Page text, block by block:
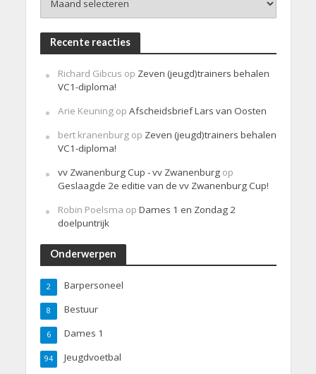
Recente reacties
Richard Gibcus op Zeven (jeugd)trainers behalen
VC1-diploma!
Arie Keuningop Afscheidsbrief Lars van Oosten
bert kranenburgop Zeven (jeugd)trainers behalen
VC1-diploma!
vv Zwanenburg Cup - vv Zwanenburgop
Geslaagde 2e editie van de vv Zwanenburg Cup!
Robin Poelsma op Dames 1 en Zondag 2
doelpuntrijk
Onderwerpen
Barpersoneel
2
Bestuur
8
Dames 1
6
Jeugdvoetbal
94